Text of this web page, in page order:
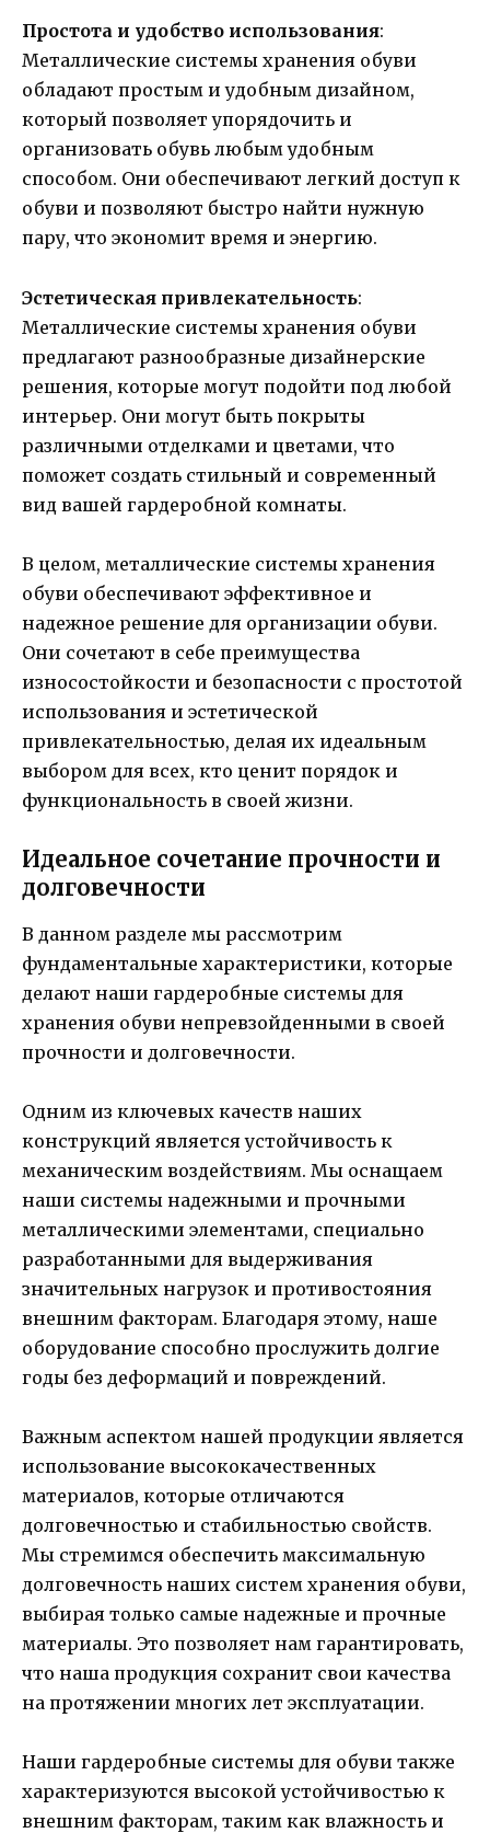
Простота и удобство использования:
Металлические системы хранения обуви
обладают простым и удобным дизайном,
который позволяет упорядочить и
организовать обувь любым удобным
способом. Они обеспечивают легкий доступ к
обуви и позволяют быстро найти нужную
пару, что экономит время и энергию.
Эстетическая привлекательность:
Металлические системы хранения обуви
предлагают разнообразные дизайнерские
решения, которые могут подойти под любой
интерьер. Они могут быть покрыты
различными отделками и цветами, что
поможет создать стильный и современный
вид вашей гардеробной комнаты.
В целом, металлические системы хранения
обуви обеспечивают эффективное и
надежное решение для организации обуви.
Они сочетают в себе преимущества
износостойкости и безопасности с простотой
использования и эстетической
привлекательностью, делая их идеальным
выбором для всех, кто ценит порядок и
функциональность в своей жизни.
Идеальное сочетание прочности и
долговечности
В данном разделе мы рассмотрим
фундаментальные характеристики, которые
делают наши гардеробные системы для
хранения обуви непревзойденными в своей
прочности и долговечности.
Одним из ключевых качеств наших
конструкций является устойчивость к
механическим воздействиям. Мы оснащаем
наши системы надежными и прочными
металлическими элементами, специально
разработанными для выдерживания
значительных нагрузок и противостояния
внешним факторам. Благодаря этому, наше
оборудование способно прослужить долгие
годы без деформаций и повреждений.
Важным аспектом нашей продукции является
использование высококачественных
материалов, которые отличаются
долговечностью и стабильностью свойств.
Мы стремимся обеспечить максимальную
долговечность наших систем хранения обуви,
выбирая только самые надежные и прочные
материалы. Это позволяет нам гарантировать,
что наша продукция сохранит свои качества
на протяжении многих лет эксплуатации.
Наши гардеробные системы для обуви также
характеризуются высокой устойчивостью к
внешним факторам, таким как влажность и